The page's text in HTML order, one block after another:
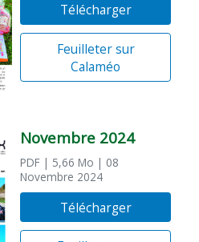
Télécharger
Feuilleter sur
Calaméo
Novembre 2024
PDF | 5,66 Mo | 08
Novembre 2024
Télécharger